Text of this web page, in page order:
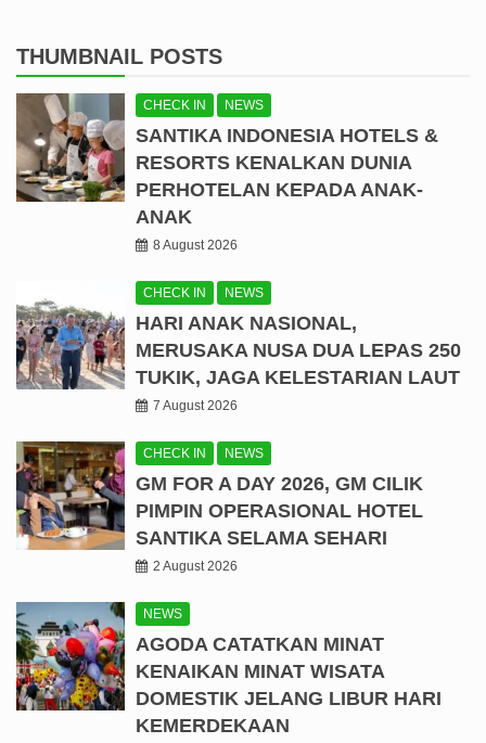
THUMBNAIL POSTS
CHECK IN NEWS
SANTIKA INDONESIA HOTELS &
RESORTS KENALKAN DUNIA
PERHOTELAN KEPADA ANAK-
ANAK
8 August 2026
CHECK IN NEWS
HARI ANAK NASIONAL,
MERUSAKA NUSA DUA LEPAS 250
TUKIK, JAGA KELESTARIAN LAUT
7 August 2026
CHECK IN NEWS
GM FOR A DAY 2026, GM CILIK
PIMPIN OPERASIONAL HOTEL
SANTIKA SELAMA SEHARI
2 August 2026
NEWS
AGODA CATATKAN MINAT
KENAIKAN MINAT WISATA
DOMESTIK JELANG LIBUR HARI
KEMERDEKAAN